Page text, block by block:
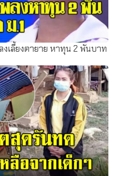
เลี้ยงตายาย หาทุน 2 พันบาท